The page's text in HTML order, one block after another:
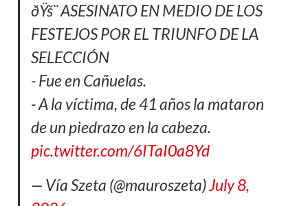
ðŸš¨ ASESINATO EN MEDIO DE LOS
FESTEJOS POR EL TRIUNFO DE LA
SELECCIÓN
- Fue en Cañuelas.
- A la víctima, de 41 años la mataron
de un piedrazo en la cabeza.
pic.twitter.com/6ITaI0a8Yd
— Vía Szeta (@mauroszeta)July 8,